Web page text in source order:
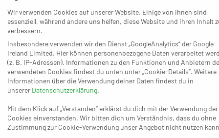
abwehren kann. Die Unparteiischen geben allerdings noch
einen Freiwurf. Aus dem entwickelt sich eine der irrwitzigsten
Szenen. Tom Wolf tritt an. Ein winziges Plus: Er sieht sich „nur“
einer Fünf-Mann-Mauer gegenüber, weil Fürstenfeldbruck eine
Zeitstrafe kassiert hat und dezimiert ist. Wolf lässt sich was
einfallen. Er knickt artistisch zur Seite weg. Er bringt einen
gefährlichen Aufsetzer zustande, den der TuS-Keeper nicht
rechte obere Eck. Konstanz richtet sich schon auf den großen
Jubel ein. Und ist wenig später fassungslos. Der Ball bleibt
Wir verwenden Cookies auf unserer Website. Einige von ihnen sind
essenziell, während andere uns helfen, diese Website und ihren Inhalt
verbessern.
Insbesondere verwenden wir den Dienst „GoogleAnalytics“ der Google
Ireland Limited. Hier können personenbezogene Daten verarbeitet
(z. B. IP-Adressen). Informationen zu den Funktionen und Anbietern
verwendeten Cookies findest du unten unter „Cookie-Details“. Weitere
Informationen über die Verwendung deiner Daten findest du in
unserer Datenschutzerklärung.
Mit dem Klick auf „Verstanden“ erklärst du dich mit der Verwendung der
Cookies einverstanden. Wir bitten dich um Verständnis, dass du ohne
Zustimmung zur Cookie-Verwendung unser Angebot nicht nutzen